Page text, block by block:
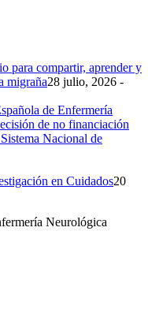
para compartir, aprender y
migraña28 julio, 2026 -
de Enfermería
de no financiación
Nacional de
en Cuidados20
Neurológica